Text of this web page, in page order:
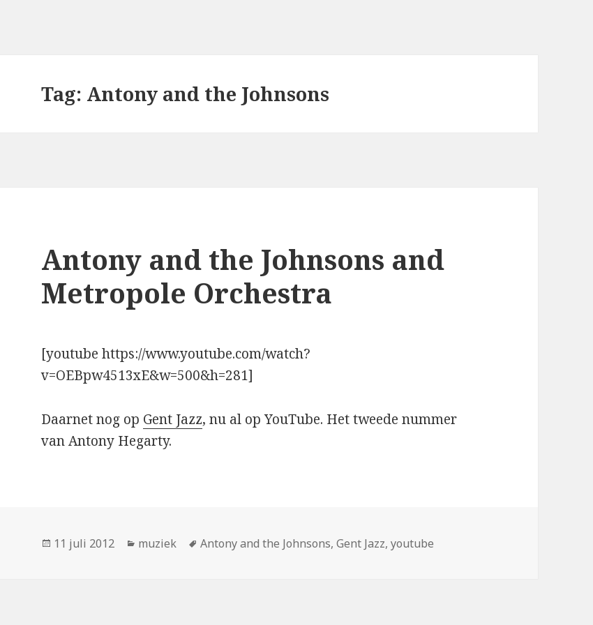
Tag: Antony and the Johnsons
Antony and the Johnsons and
Metropole Orchestra
[youtube https://www.youtube.com/watch?
v=OEBpw4513xE&w=500&h=281]
Daarnet nog op Gent Jazz, nu al op YouTube. Het tweede nummer
van Antony Hegarty.
Geplaatst
11 juli 2012 Categorieën
muziek Tags
Antony and the Johnsons,Gent Jazz,youtube